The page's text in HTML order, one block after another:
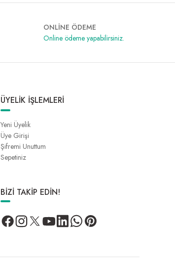
ONLİNE ÖDEME
Online ödeme yapabilirsiniz.
ÜYELİK İŞLEMLERİ
Yeni Üyelik
Üye Girişi
Şifremi Unuttum
Sepetiniz
BİZİ TAKİP EDİN!